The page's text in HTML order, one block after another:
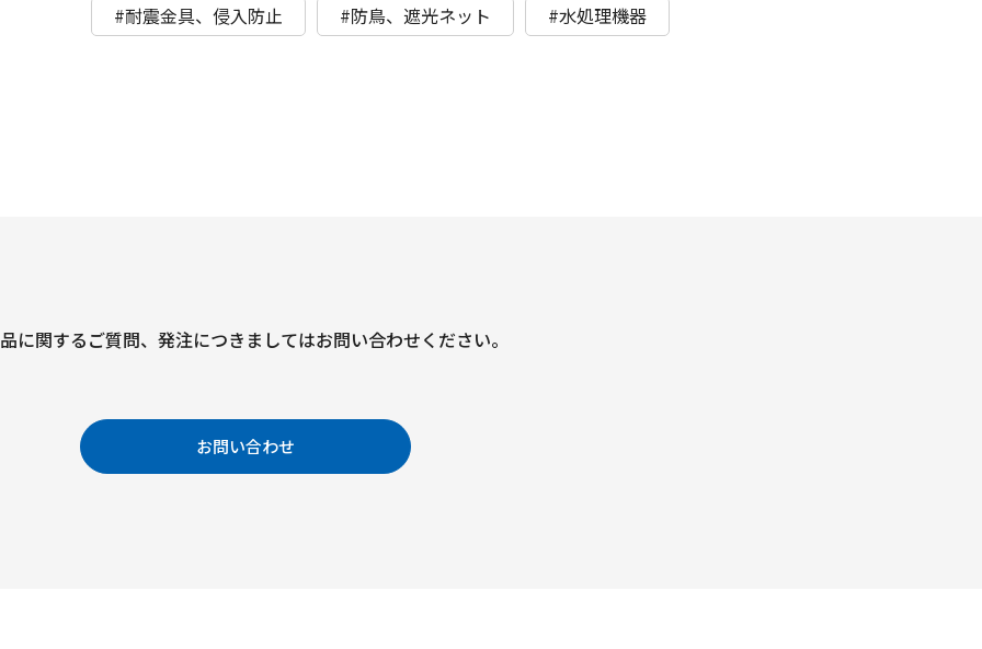
#耐震金具、侵入防止
#防鳥、遮光ネット #水処理機器
に関するご質問、 発注につきましてはお問い合わせください。
お問い合わせ